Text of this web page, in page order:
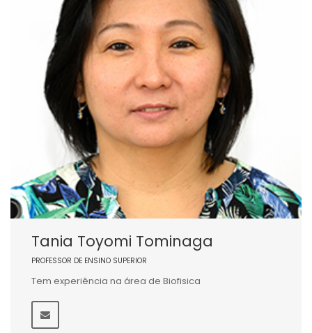
Tania Toyomi Tominaga
PROFESSOR DE ENSINO SUPERIOR
Tem experiência na área de Biofisica